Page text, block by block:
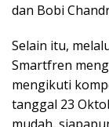
dan Bobi
Selain itu,
Smartfren
mengikuti
tanggal 23